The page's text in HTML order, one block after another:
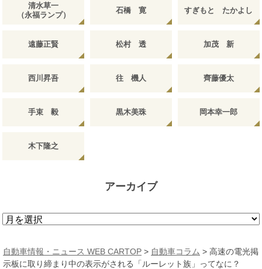
清水草一
（永福ランプ）
石橋 寛 すぎもと たかよし
遠藤正賢 松村 透 加茂 新
西川昇吾 往 機人 齊藤優太
手束 毅 黒木美珠 岡本幸一郎
木下隆之
アーカイブ
ア
カ
イ
自動車情報・ニュース WEB CARTOP > 自動車コラム > 高速の電光掲
示板に取り締まり中の表示がされる「ルーレット族」ってなに？